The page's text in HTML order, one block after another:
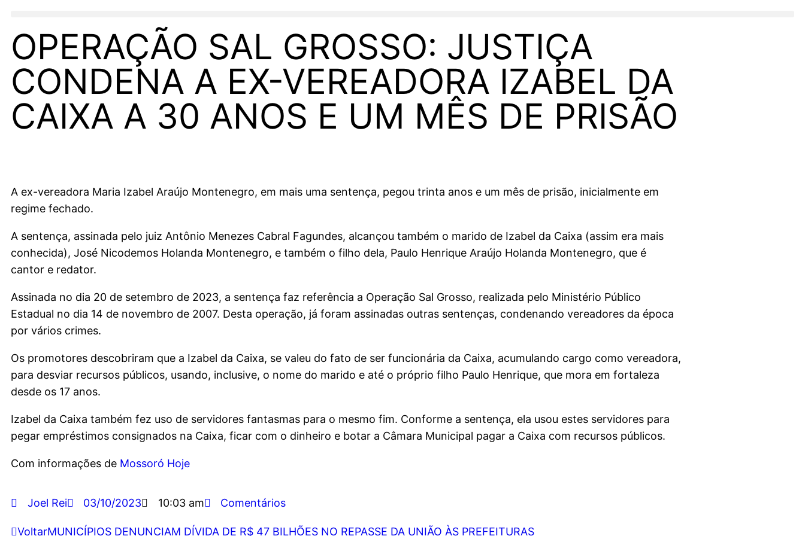
OPERAÇÃO SAL GROSSO: JUSTIÇA
CONDENA A EX-VEREADORA IZABEL DA
CAIXA A 30 ANOS E UM MÊS DE PRISÃO
A ex-vereadora Maria Izabel Araújo Montenegro, em mais uma sentença, pegou trinta anos e um mês de prisão, inicialmente em
regime fechado.
A sentença, assinada pelo juiz Antônio Menezes Cabral Fagundes, alcançou também o marido de Izabel da Caixa (assim era mais
conhecida), José Nicodemos Holanda Montenegro, e também o filho dela, Paulo Henrique Araújo Holanda Montenegro, que é
cantor e redator.
Assinada no dia 20 de setembro de 2023, a sentença faz referência a Operação Sal Grosso, realizada pelo Ministério Público
Estadual no dia 14 de novembro de 2007. Desta operação, já foram assinadas outras sentenças, condenando vereadores da época
por vários crimes.
Os promotores descobriram que a Izabel da Caixa, se valeu do fato de ser funcionária da Caixa, acumulando cargo como vereadora,
para desviar recursos públicos, usando, inclusive, o nome do marido e até o próprio filho Paulo Henrique, que mora em fortaleza
desde os 17 anos.
Izabel da Caixa também fez uso de servidores fantasmas para o mesmo fim. Conforme a sentença, ela usou estes servidores para
pegar empréstimos consignados na Caixa, ficar com o dinheiro e botar a Câmara Municipal pagar a Caixa com recursos públicos.
Com informações de Mossoró Hoje
Joel Rei 03/10/2023 10:03 am Comentários
VoltarMUNICÍPIOS DENUNCIAM DÍVIDA DE R$ 47 BILHÕES NO REPASSE DA UNIÃO ÀS PREFEITURAS